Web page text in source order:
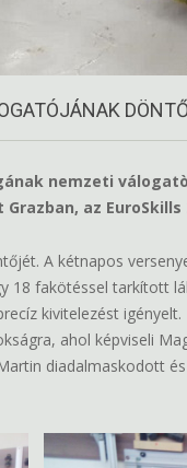
nemzeti
az EuroSkills
A kétnapos
18 fakötéssel tarkított
kivitelezést
ahol képviseli
diadalmaskodott